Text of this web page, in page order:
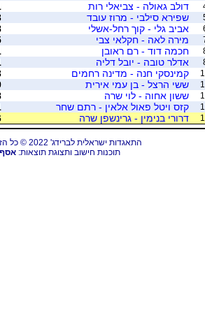
דולב גאולה - צביאלי רות
שפירא סילבי - מרוז עובד
אביב גלי - קוך רחל-אשלי
מירה לאה - חקלאי צבי
חכמה דוד - רם ראובן
אדלר טובה - יובל דליה
קמינסקי חנה - מדינה רחמים
ששי הרצל - בן עמי אירית
ששון אחוה - לוי שרה
קזס ויטל פאול אלאין - רתם שחר
דרורי בנימין - גרינשפן שרה
התאגדות ישראלית לברידג' 2022 © כל הזכויות שמורות
תוכנות חישוב ותצוגת תוצאות: